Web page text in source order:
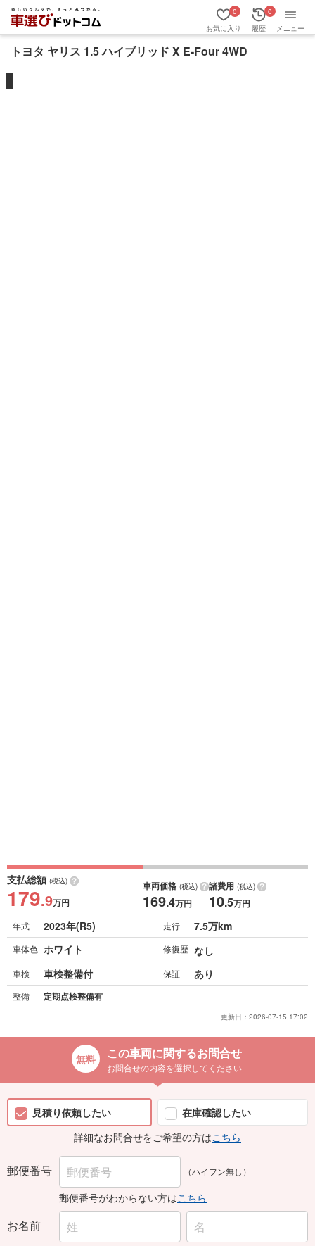
お気に入り
0
履歴
0
メニュー
トヨタ ヤリス 1.5 ハイブリッド X E-Four 4WD
支払総額 (税込)
179.9万円
車両価格 (税込)
169.4万円
諸費用 (税込)
10.5万円
年式 2023年(R5) 走行 7.5万km
車体色 ホワイト 修復歴 なし
車検 車検整備付 保証 あり
整備 定期点検整備有
更新日： 2026-07-15 17:02
この車両に関するお問合せ
お問合せの内容を選択してください
見積り依頼したい
在庫確認したい
詳細なお問合せをご希望の方はこちら
郵便番号 （ハイフン無し）
郵便番号がわからない方はこちら
お名前